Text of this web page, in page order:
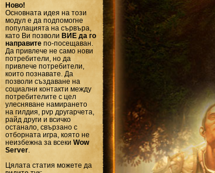
Ново!
Основната идея на този
модул е да подпомогне
популацията на сървъра,
като Ви позволи ВИЕ да го
направитепо-посещаван.
Да привлече не само нови
потребители, но да
привлече потребители,
които познавате. Да
позволи създаване на
социални контакти между
потребителите с цел
улесняване намирането
на гилдия, pvp другарчета,
райд други и всичко
останало, свързано с
отборната игра, която не
неизбежна за всеки Wow
Server.
Цялата статия можете да